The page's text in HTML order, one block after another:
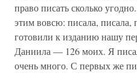
право писать сколько
этим вовсю: писала,
готовили к изданию нашу
Даниила — 126 моих. Я
очень много. С первых же